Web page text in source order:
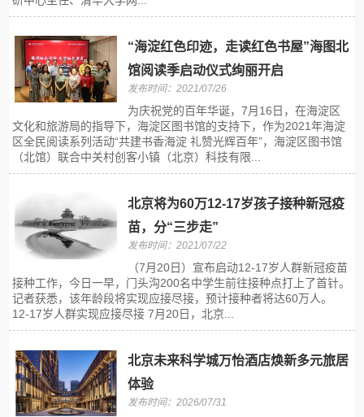
“海淀红色印迹，走读红色书屋”海图北
馆阅读季启动仪式绚丽开启
发布时间：2021/07/26
为庆祝党的百年华诞，7月16日，在海淀区
文化和旅游局的指导下，海淀区图书馆的支持下，作为2021年海淀
区全民阅读系列活动“共建书香海淀 礼赞光辉百年”，海淀区图书馆
（北馆）联合中关村创客小镇（北京）科技有限...
北京将为60万12-17岁孩子接种新冠疫
苗，分“三步走”
发布时间：2021/07/22
（7月20日）宣布启动12-17岁人群新冠疫苗
接种工作，今日一早，门头沟200名中学生前往接种点打上了首针。
记者获悉，该年龄段将实现应接尽接，预计接种者将达60万人。
12-17岁人群实现应接尽接 7月20日，北京...
北京未来科学城万怡酒店焕新多元旅居
体验
发布时间：2026/07/31